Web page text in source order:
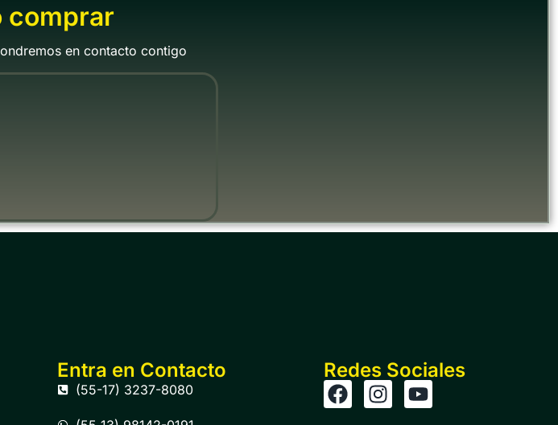
comprar
en contacto contigo
Entra en Contacto
(55-17) 3237-8080
Redes Sociales